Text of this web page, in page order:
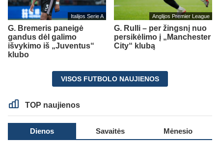
Italijos Serie A
G. Bremeris paneigė
gandus dėl galimo
išvykimo iš „Juventus“
klubo
Anglijos Premier League
G. Rulli – per žingsnį nuo
persikėlimo į „Manchester
City“ klubą
VISOS FUTBOLO NAUJIENOS
TOP naujienos
Dienos Savaitės Mėnesio